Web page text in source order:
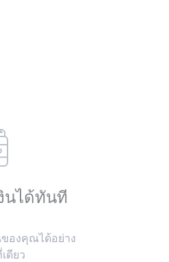
นได้ทันที
องคุณได้อย่าง
ดียว